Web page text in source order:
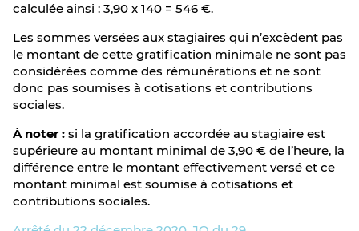
calculée ainsi : 3,90 x 140 = 546 €.
Les sommes versées aux stagiaires qui n’excèdent pas
le montant de cette gratification minimale ne sont pas
considérées comme des rémunérations et ne sont
donc pas soumises à cotisations et contributions
sociales.
À noter : si la gratification accordée au stagiaire est
supérieure au montant minimal de 3,90 € de l’heure, la
différence entre le montant effectivement versé et ce
montant minimal est soumise à cotisations et
contributions sociales.